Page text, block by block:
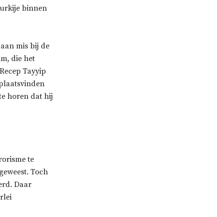
binnen
mis bij de
die het
Tayyip
horen dat hij
te
Toch
Daar